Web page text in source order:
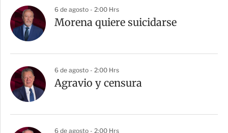
6 de agosto - 2:00 Hrs
Morena quiere suicidarse
6 de agosto - 2:00 Hrs
Agravio y censura
6 de agosto - 2:00 Hrs